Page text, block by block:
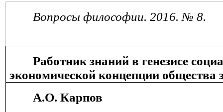
Вопросы философии. 2016. № 8.
Работник знаний в генезисе
экономической концепции общества
А.О. Карпов